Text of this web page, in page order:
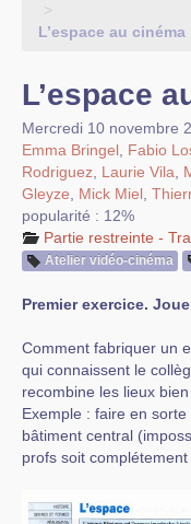
Cinéma
>
L’espace au cinéma
L’espace
Mercredi 10 novembre
Emma Bringel Fabio
Rodriguez
Laurie Vila
Gleyze
Mick Miel
popularité : 12%
Partie restreinte -
Atelier vidéo-cinéma
Premier exercice.
Comment fabriquer un
qui connaissent le
recombine les lieux bien
Exemple : faire en
bâtiment central
profs soit